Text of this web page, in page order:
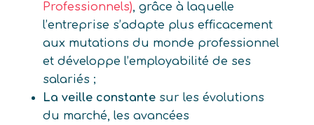
Professionnels), grâce à laquelle
l’entreprise s’adapte plus efficacement
aux mutations du monde professionnel
et développe l’employabilité de ses
salariés ;
La veille constante sur les évolutions
du marché, les avancées